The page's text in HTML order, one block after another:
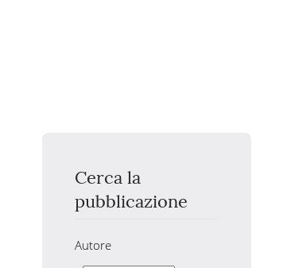
Cerca la
pubblicazione
Autore